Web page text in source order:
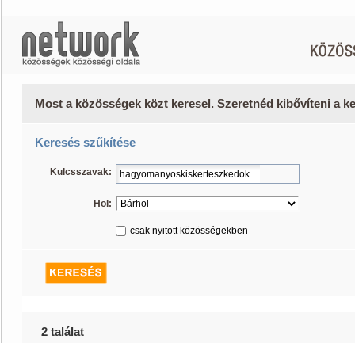
Most a közösségek közt keresel. Szeretnéd kibővíteni a
Keresés szűkítése
Kulcsszavak:
Hol:
csak nyitott közösségekben
2 találat